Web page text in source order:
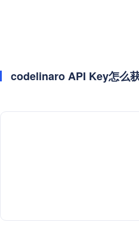
codelinaro API Key怎么